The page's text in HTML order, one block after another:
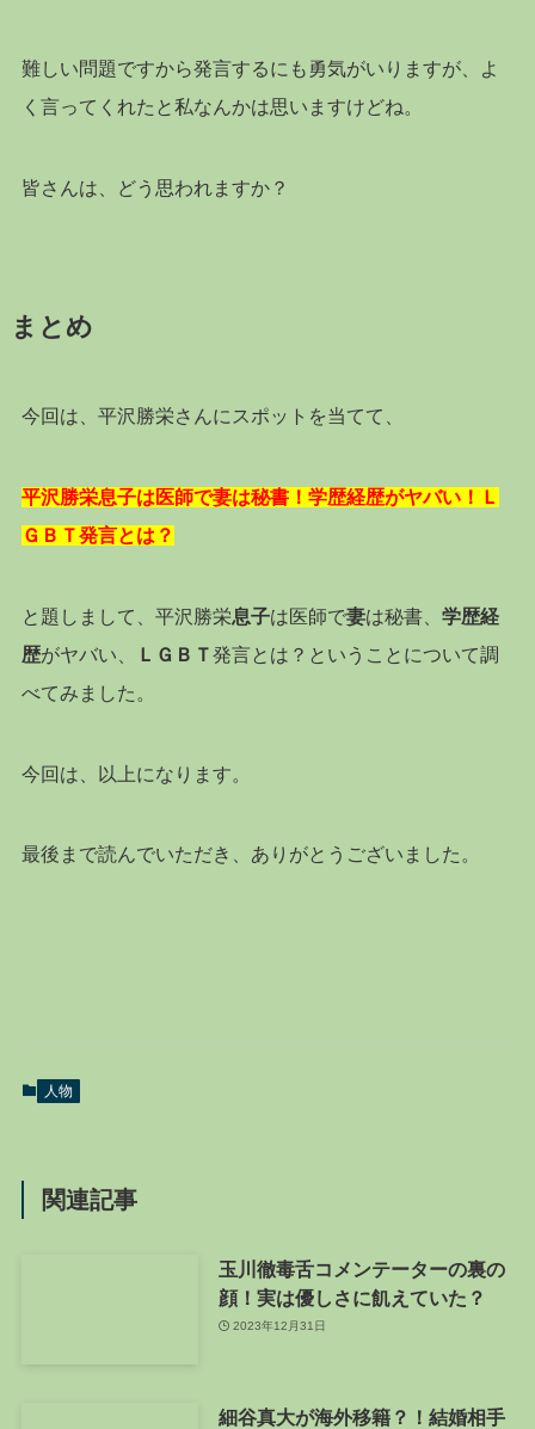
難しい問題ですから発言するにも勇気がいりますが、よ
く言ってくれたと私なんかは思いますけどね。
皆さんは、どう思われますか？
まとめ
今回は、平沢勝栄さんにスポットを当てて、
平沢勝栄息子は医師で妻は秘書！学歴経歴がヤバい！Ｌ
ＧＢＴ発言とは？
と題しまして、平沢勝栄息子は医師で妻は秘書、 学歴経
歴がヤバい、 ＬＧＢＴ発言とは？ということについて調
べてみました。
今回は、以上になります。
最後まで読んでいただき、ありがとうございました。
人物
関連記事
玉川徹毒舌コメンテーターの裏の
顔！実は優しさに飢えていた？
2023年12月31日
細谷真大が海外移籍？！結婚相手